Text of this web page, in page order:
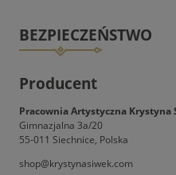
BEZPIECZEŃSTWO
Producent
Pracownia Artystyczna Krystyna
Gimnazjalna 3a/20
55-011 Siechnice, Polska
shop@krystynasiwek.com